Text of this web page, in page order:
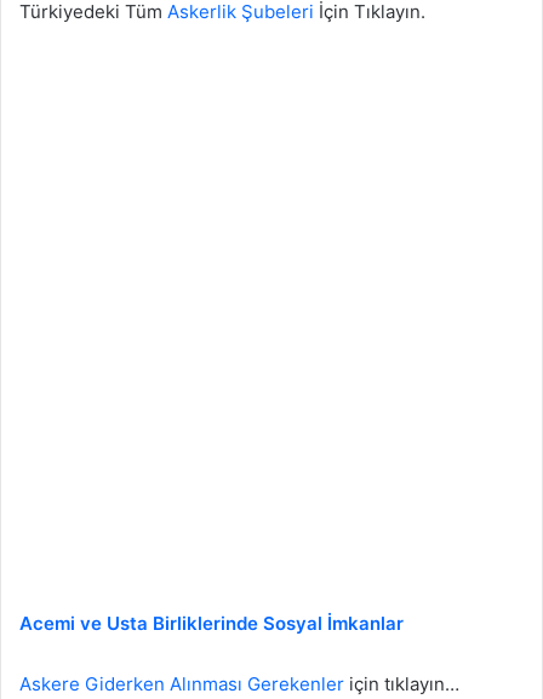
Türkiyedeki Tüm Askerlik Şubeleri İçin Tıklayın.
Acemi ve Usta Birliklerinde Sosyal İmkanlar
Askere Giderken Alınması Gerekenler için tıklayın…